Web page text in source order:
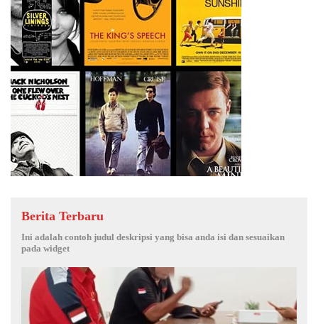
Berita Terbaru
Ini adalah contoh judul deskripsi yang bisa anda isi dan sesuaikan
pada widget